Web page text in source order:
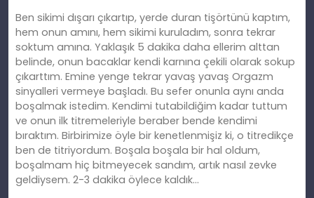
Ben sikimi dışarı çıkartıp, yerde duran tişörtünü kaptım,
hem onun amını, hem sikimi kuruladım, sonra tekrar
soktum amına. Yaklaşık 5 dakika daha ellerim alttan
belinde, onun bacaklar kendi karnına çekili olarak sokup
çıkarttım. Emine yenge tekrar yavaş yavaş Orgazm
sinyalleri vermeye başladı. Bu sefer onunla aynı anda
boşalmak istedim. Kendimi tutabildiğim kadar tuttum
ve onun ilk titremeleriyle beraber bende kendimi
bıraktım. Birbirimize öyle bir kenetlenmişiz ki, o titredikçe
ben de titriyordum. Boşala boşala bir hal oldum,
boşalmam hiç bitmeyecek sandım, artık nasıl zevke
geldiysem. 2-3 dakika öylece kaldık…